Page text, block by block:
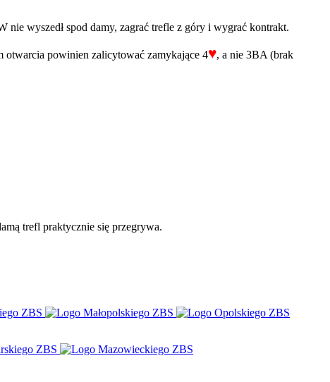
nie wyszedł spod damy, zagrać trefle z góry i wygrać kontrakt.
otwarcia powinien zalicytować zamykające 4♥, a nie 3BA (brak
trefl praktycznie się przegrywa.